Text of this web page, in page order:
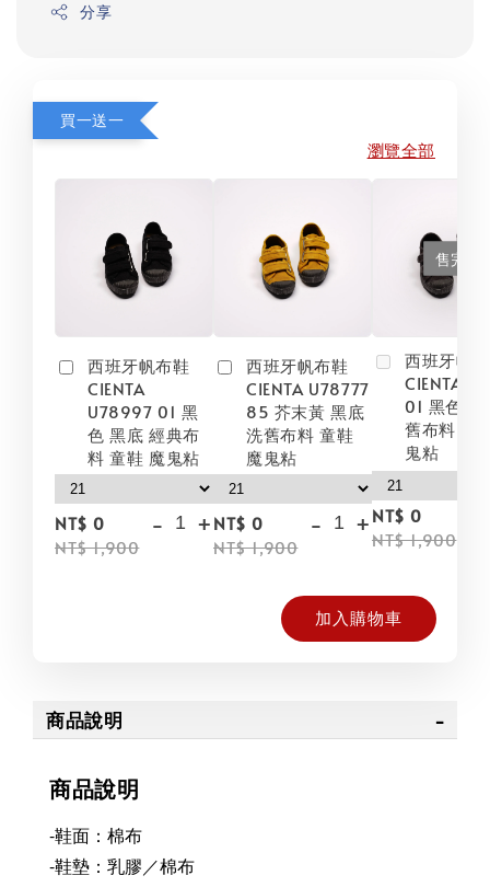
分享
買一送一
瀏覽全部
西班牙帆布鞋
CIENTA
U78997 01 黑
色 黑底 經典布
料 童鞋 魔鬼粘
NT$ 0
NT$ 1,900
- +
西班牙帆布鞋
CIENTA U78777
85 芥末黃 黑底
洗舊布料 童鞋
魔鬼粘
NT$ 0
NT$ 1,900
- +
售完
西班牙帆
CIENTA
01 黑色 黑
舊布料 童
鬼粘
NT$ 0
NT$ 1,900
加入購物車
商品說明
商品說明
-鞋面：棉布
-鞋墊：乳膠／棉布